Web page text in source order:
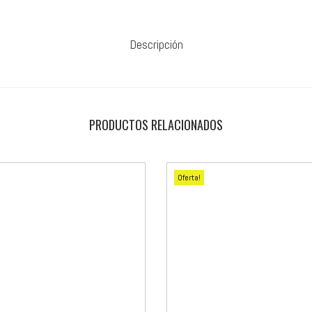
Descripción
PRODUCTOS RELACIONADOS
Oferta!